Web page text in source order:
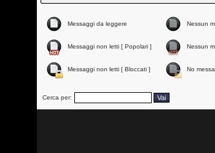
Messaggi da leggere Nessun
Messaggi non letti [ Popolari ] Nessun
Messaggi non letti [ Bloccati ] No
Cerca per: